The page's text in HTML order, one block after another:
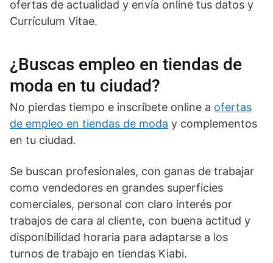
ofertas de actualidad y envía online tus datos y
Currículum Vitae.
¿Buscas empleo en tiendas de
moda en tu ciudad?
No pierdas tiempo e inscríbete online a ofertas
de empleo en tiendas de moda y complementos
en tu ciudad.
Se buscan profesionales, con ganas de trabajar
como vendedores en grandes superficies
comerciales, personal con claro interés por
trabajos de cara al cliente, con buena actitud y
disponibilidad horaria para adaptarse a los
turnos de trabajo en tiendas Kiabi.